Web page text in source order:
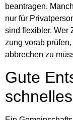
bean­tra­gen.
nur für
sind fle­xi­bler. Wer
zung vor­ab
abbre­chen zu
Gute